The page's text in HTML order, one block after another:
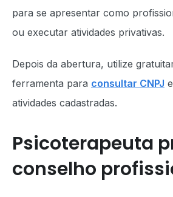
para se apresentar como
ou executar atividades privativas.
Depois da abertura, utilize
ferramenta para consultar CNPJ
atividades cadastradas.
Psicoterapeuta
conselho